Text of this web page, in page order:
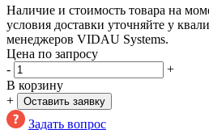
Наличие и стоимость товара на
условия доставки уточняйте у
менеджеров VIDAU Systems.
Цена по запросу
-
+
В корзину
+
Оставить заявку
Задать вопрос